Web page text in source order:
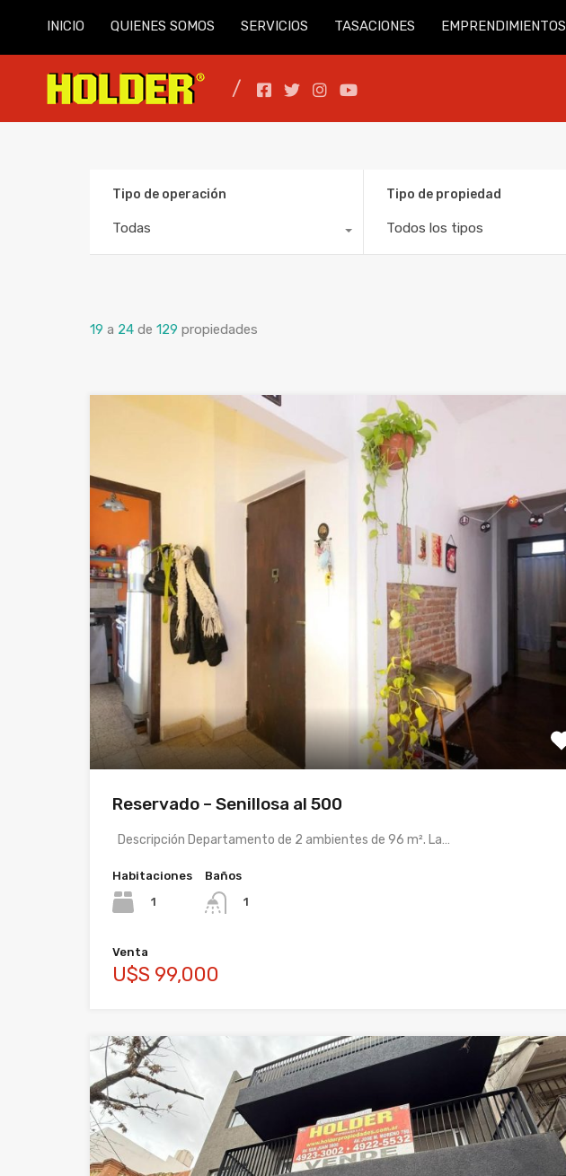
INICIO QUIENES SOMOS SERVICIOS TASACIONES EMPRENDIMIENTOS
Tipo de operación
Todas
Tipo de propiedad
Todos los tipos
19 a 24 de 129 propiedades
Reservado – Senillosa al 500
Descripción Departamento de 2 ambientes de 96 m². La…
Habitaciones
1
Baños
1
Venta
U$S 99,000